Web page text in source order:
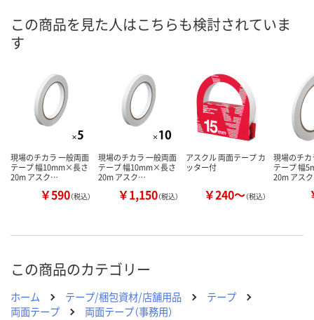
この商品を見た人はこちらも検討されていま
す
現場のチカラ 一般両面
テープ 幅10mm×長さ
20m アスク…
￥590（税込）
現場のチカラ 一般両面
テープ 幅10mm×長さ
20m アスク…
￥1,150（税込）
アスクル 両面テープ カ
ッター付
￥240～（税込）
現場のチ
テープ 幅
20m アス
この商品のカテゴリー
ホーム テープ/梱包資材/店舗用品
テープ
両面テープ
両面テープ（事務用）